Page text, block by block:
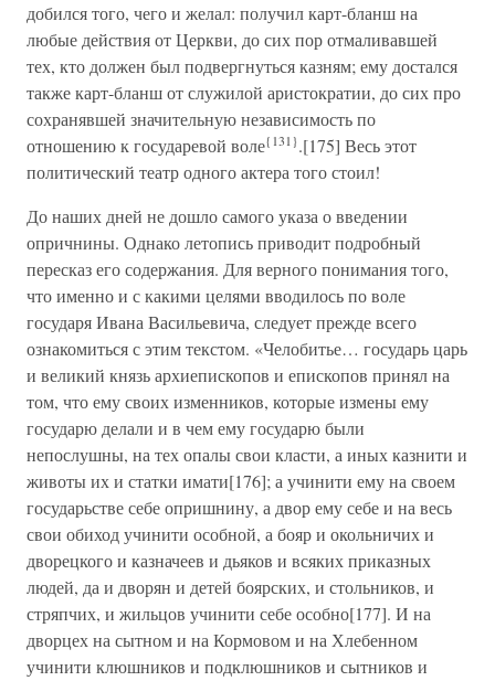
добился того, чего и желал: получил карт-бланш на
любые действия от Церкви, до сих пор отмаливавшей
тех, кто должен был подвергнуться казням; ему достался
также карт-бланш от служилой аристократии, до сих про
сохранявшей значительную независимость по
отношению к государевой воле{131}.[175] Весь этот
политический театр одного актера того стоил!
До наших дней не дошло самого указа о введении
опричнины. Однако летопись приводит подробный
пересказ его содержания. Для верного понимания того,
что именно и с какими целями вводилось по воле
государя Ивана Васильевича, следует прежде всего
ознакомиться с этим текстом. «Челобитье… государь царь
и великий князь архиепископов и епископов принял на
том, что ему своих изменников, которые измены ему
государю делали и в чем ему государю были
непослушны, на тех опалы свои класти, а иных казнити и
животы их и статки имати[176]; а учинити ему на своем
государьстве себе опришнину, а двор ему себе и на весь
свои обиход учинити особной, а бояр и окольничих и
дворецкого и казначеев и дьяков и всяких приказных
людей, да и дворян и детей боярских, и стольников, и
стряпчих, и жильцов учинити себе особно[177]. И на
дворцех на сытном и на Кормовом и на Хлебенном
учинити клюшников и подклюшников и сытников и